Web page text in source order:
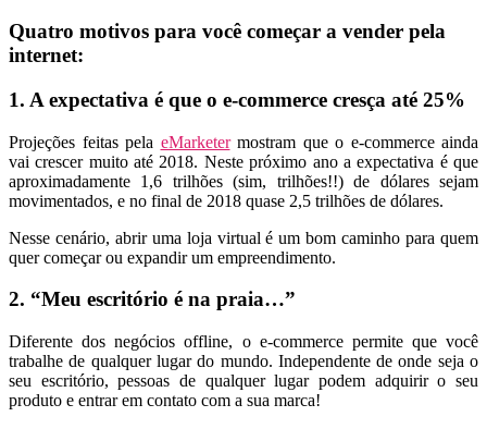
Quatro motivos para você começar a vender pela
internet:
1. A expectativa é que o e-commerce cresça até 25%
Projeções feitas pela eMarketermostram que o e-commerce ainda
vai crescer muito até 2018. Neste próximo ano a expectativa é que
aproximadamente 1,6 trilhões (sim, trilhões!!) de dólares sejam
movimentados, e no final de 2018 quase 2,5 trilhões de dólares.
Nesse cenário, abrir uma loja virtual é um bom caminho para quem
quer começar ou expandir um empreendimento.
2. “Meu escritório é na praia…”
Diferente dos negócios offline, o e-commerce permite que você
trabalhe de qualquer lugar do mundo. Independente de onde seja o
seu escritório, pessoas de qualquer lugar podem adquirir o seu
produto e entrar em contato com a sua marca!